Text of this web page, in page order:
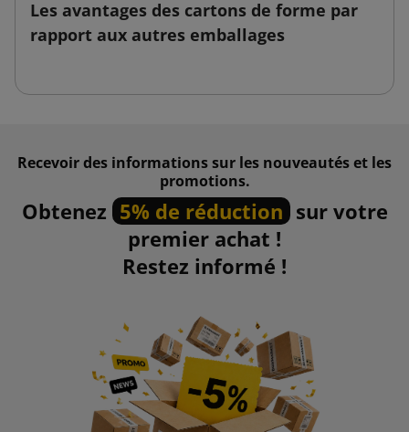
Les avantages des cartons de forme par
rapport aux autres emballages
Recevoir des informations sur les nouveautés et les
promotions.
Obtenez 5% de réduction sur votre
premier achat !
Restez informé !